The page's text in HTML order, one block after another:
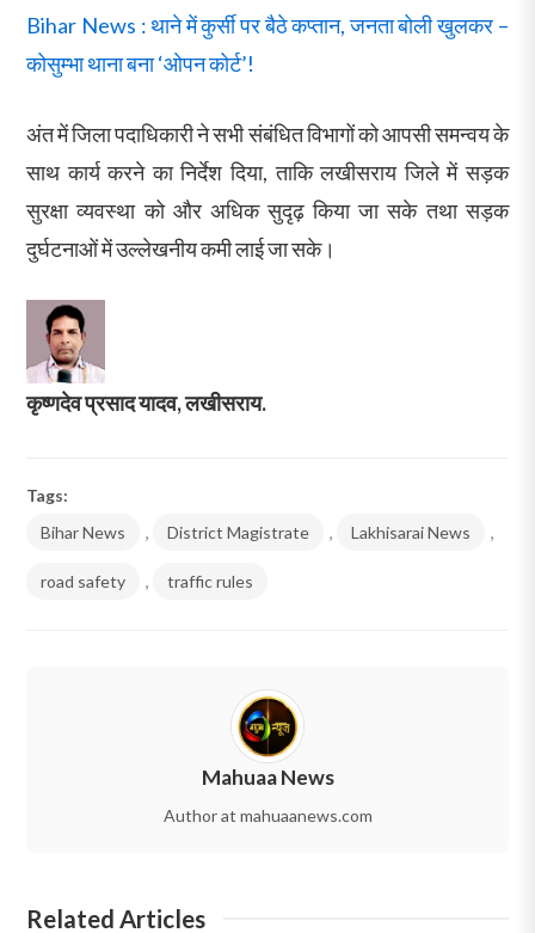
Bihar News : थाने में कुर्सी पर बैठे कप्तान, जनता बोली खुलकर –
कोसुम्भा थाना बना ‘ओपन कोर्ट’!
अंत में जिला पदाधिकारी ने सभी संबंधित विभागों को आपसी समन्वय के
साथ कार्य करने का निर्देश दिया, ताकि लखीसराय जिले में सड़क
सुरक्षा व्यवस्था को और अधिक सुदृढ़ किया जा सके तथा सड़क
दुर्घटनाओं में उल्लेखनीय कमी लाई जा सके।
कृष्णदेव प्रसाद यादव, लखीसराय.
Tags:
Bihar News
, District Magistrate , Lakhisarai News ,
road safety , traffic rules
Mahuaa News
Author at mahuaanews.com
Related Articles